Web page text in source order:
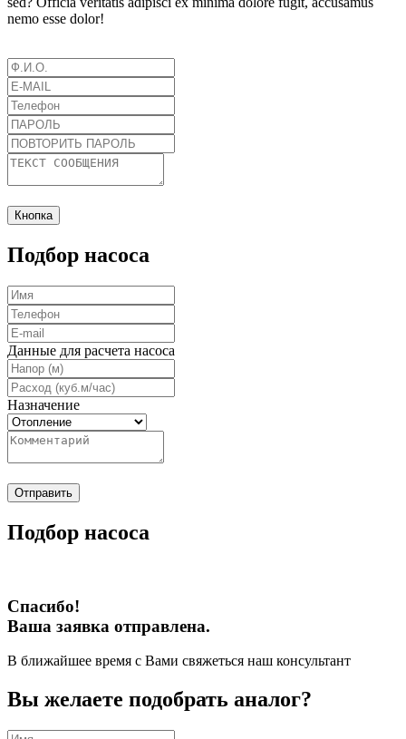
nemo esse dolor!
Кнопка
Подбор насоса
Данные для расчета насоса
Назначение
Отправить
Подбор насоса
Спасибо!
Ваша заявка отправлена.
В ближайшее время с Вами свяжеться наш консультант
Вы желаете подобрать аналог?